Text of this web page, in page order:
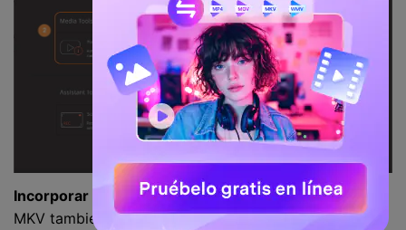
Incorporar Metadatos MKV:Este editor de etiquetas
MKV también le permite incorporar metadatos en su